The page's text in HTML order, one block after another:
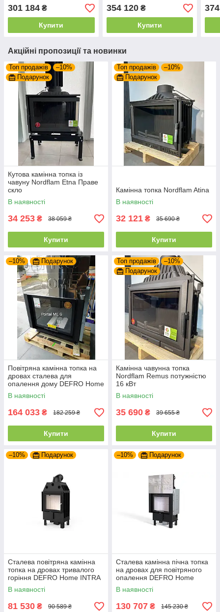
301 184 ₴
Купити
354 120₴
Купити
Акційні пропозиції та новинки
Топ продажів
–10%
Подарунок
Кутова камінна топка із
чавуну Nordflam Etna Праве
скло
В наявності
34 253 ₴ 38 059 ₴
Купити
Топ продажів
–10%
Подарунок
Камінна топка Nordflam Atina
В наявності
32 121 ₴ 35 690 ₴
Купити
–10% Подарунок
Повітряна камінна топка на
дровах сталева для
опалення дому DEFRO Home
PORTAL ME G з підйомними
дверцятами
В наявності
164 033 ₴ 182 259 ₴
Купити
Топ продажів
–10%
Подарунок
Камінна чавунна топка
Nordflam Remus потужністю
16 кВт
В наявності
35 690 ₴ 39 655 ₴
Купити
–10% Подарунок
Сталева повітряна камінна
топка на дровах тривалого
горіння DEFRO Home INTRA
SM
В наявності
81 530 ₴ 90 589 ₴
–10% Подарунок
Сталева камінна пічна топка
на дровах для повітряного
опалення DEFRO Home
INTRA SM G
В наявності
130 707 ₴ 145 230 ₴